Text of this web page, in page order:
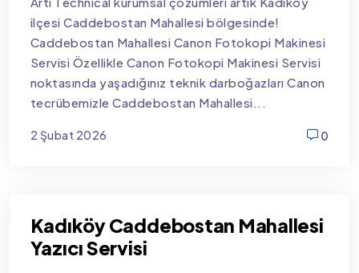
ilçesi Caddebostan Mahallesi bölgesinde!
Caddebostan Mahallesi Canon Fotokopi Makinesi
Servisi Özellikle Canon Fotokopi Makinesi Servisi
noktasında yaşadığınız teknik darboğazları Canon
tecrübemizle Caddebostan Mahallesi...
2 Şubat 2026
0
Kadıköy Caddebostan Mahallesi
Yazıcı Servisi